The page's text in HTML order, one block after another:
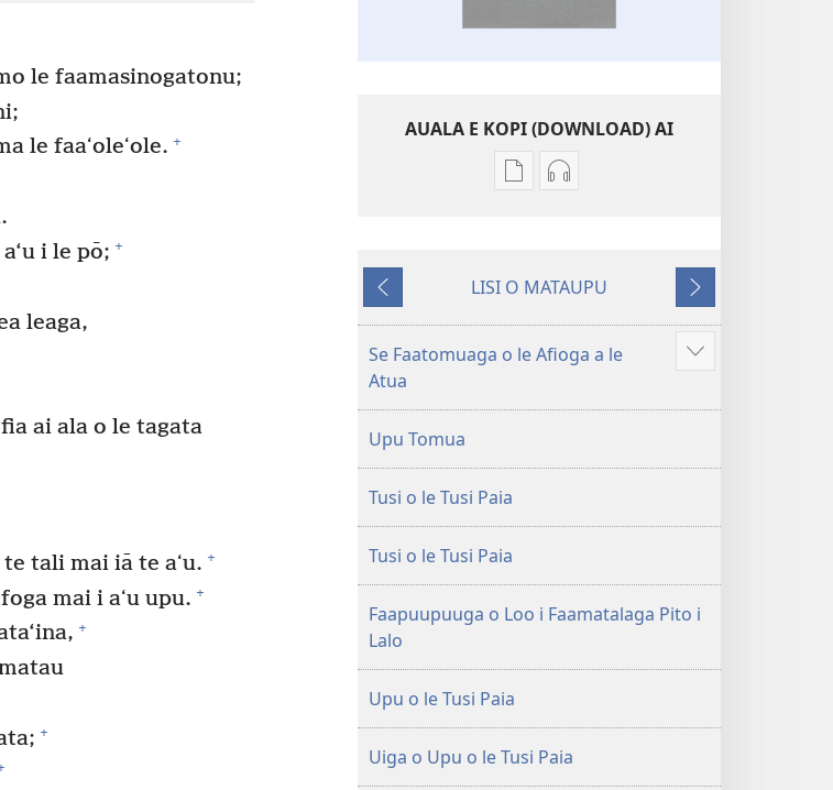
le faamasinogatonu;
le faaʻoleʻole. +
i le pō; +
leaga,
ai ala o le tagata
tali mai iā te aʻu. +
mai i aʻu upu. +
+
+
AUALA E KOPI (DOWNLOAD) AI
Vaega
se
O
le
O
Faaliliuga
le
Lalolagi
i
2013)
Filifili
ai
Tusi
le
a
Lalolagi
Fou
Mataupu
ua
mavae
LISI O MATAUPU
Mataupu
e
sosoo
Se Faatomuaga o le Afioga a le
Atua
Faaali
mea
Upu Tomua
Tusi o le Tusi Paia
Tusi o le Tusi Paia
Faapuupuuga o Loo i Faamatalaga Pito i
Lalo
Upu o le Tusi Paia
Uiga o Upu o le Tusi Paia